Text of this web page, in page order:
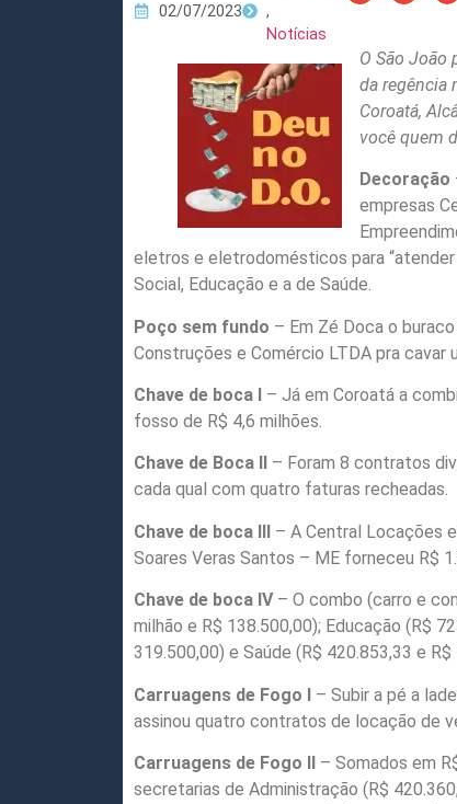
02/07/2023
,
Notícias
O São João
da regência
Coroatá,
você quem
Decoração
empresas
eletros e eletrodomésticos para
Social, Educação e a de Saúde.
Poço sem fundo – Em Zé Doca o
Construções e Comércio LTDA pra cavar
Chave de boca I – Já em Coroatá a
fosso de R$ 4,6 milhões.
Chave de Boca II – Foram 8 contratos
cada qual com quatro faturas recheadas.
Chave de boca III – A Central Locações
Soares Veras Santos – ME forneceu R$
Chave de boca IV – O combo (carro e
milhão e R$ 138.500,00); Educação (R$
319.500,00) e Saúde (R$ 420.853,33 e R$
Carruagens de Fogo I – Subir a pé a
assinou quatro contratos de locação de
Carruagens de Fogo II – Somados em
secretarias de Administração (R$